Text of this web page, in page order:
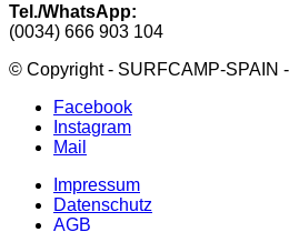
Tel./WhatsApp:
(0034) 666 903 104
© Copyright - SURFCAMP-SPAIN
Facebook
Instagram
Mail
Impressum
Datenschutz
AGB